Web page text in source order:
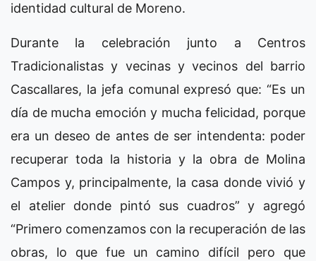
identidad cultural de Moreno.
Durante la celebración junto a Centros
Tradicionalistas y vecinas y vecinos del barrio
Cascallares, la jefa comunal expresó que: “Es un
día de mucha emoción y mucha felicidad, porque
era un deseo de antes de ser intendenta: poder
recuperar toda la historia y la obra de Molina
Campos y, principalmente, la casa donde vivió y
el atelier donde pintó sus cuadros” y agregó
“Primero comenzamos con la recuperación de las
obras, lo que fue un camino difícil pero que